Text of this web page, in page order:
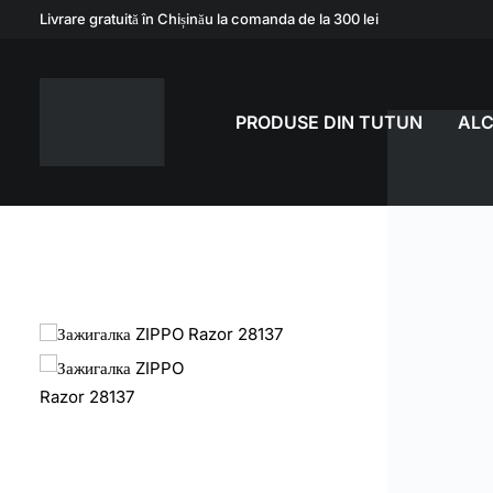
Livrare gratuită în Chișinău la comanda de la 300 lei
PRODUSE DIN TUTUN